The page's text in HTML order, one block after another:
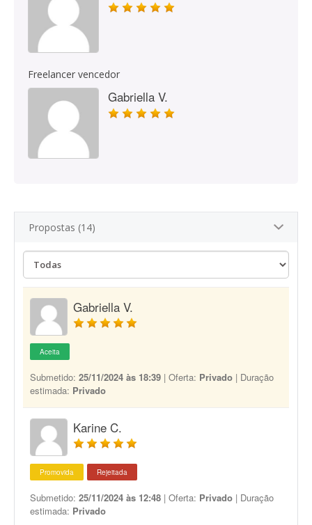
Freelancer vencedor
Gabriella V.
Propostas (14)
Gabriella V.
Aceita
Submetido: 25/11/2024 às 18:39 | Oferta: Privado | Duração
estimada: Privado
Karine C.
Promovida Rejeitada
Submetido: 25/11/2024 às 12:48 | Oferta: Privado | Duração
estimada: Privado